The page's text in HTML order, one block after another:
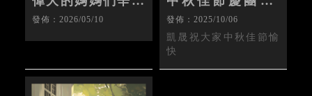
了-台南中古車收
發佈：2026/05/10
台南中古車買賣/
台南BENZ中古
車/台南Toyota買
賣
發佈：2025/10/06
凱晟祝大家中秋佳節愉
快